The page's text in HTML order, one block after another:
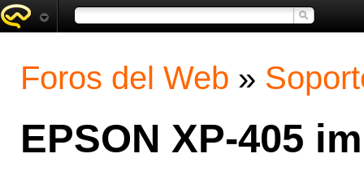
Foros del Web »
EPSON XP-405